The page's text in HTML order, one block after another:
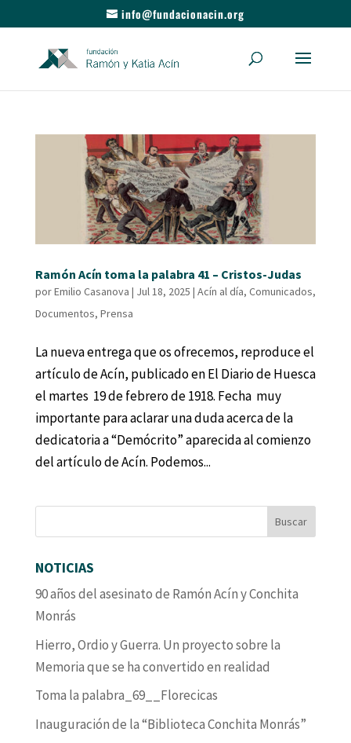
info@fundacionacin.org
Ramón Acín toma la palabra 41 – Cristos-Judas
porEmilio Casanova | Jul 18, 2025 | Acín al día, Comunicados,
Documentos, Prensa
La nueva entrega que os ofrecemos, reproduce el
artículo de Acín, publicado en El Diario de Huesca
el martes 19 de febrero de 1918. Fecha muy
importante para aclarar una duda acerca de la
dedicatoria a “Demócrito” aparecida al comienzo
del artículo de Acín. Podemos...
NOTICIAS
90 años del asesinato de Ramón Acín y Conchita
Monrás
Hierro, Ordio y Guerra. Un proyecto sobre la
Memoria que se ha convertido en realidad
Toma la palabra_69__Florecicas
Inauguración de la “Biblioteca Conchita Monrás”